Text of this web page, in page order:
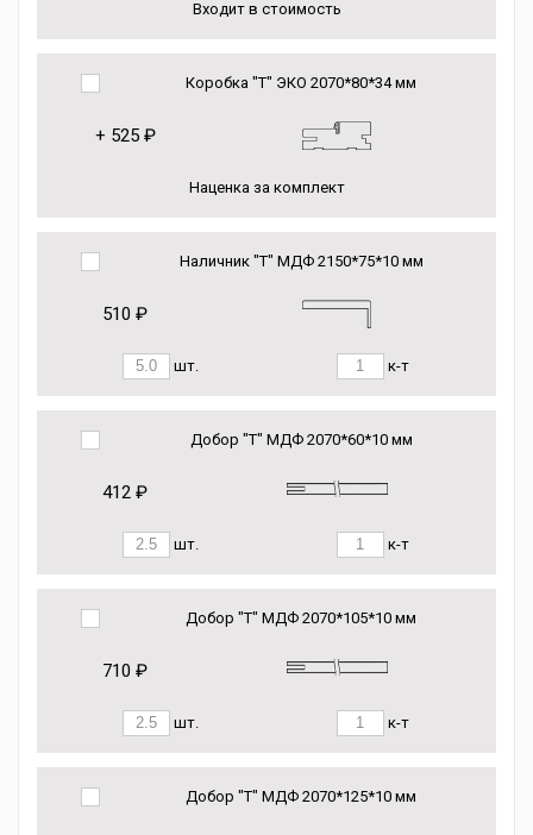
Входит в стоимость
Коробка "Т" ЭКО 2070*80*34 мм
+ 525 ₽
Наценка за комплект
Наличник "Т" МДФ 2150*75*10 мм
510 ₽
шт. к-т
Добор "Т" МДФ 2070*60*10 мм
412 ₽
шт. к-т
Добор "Т" МДФ 2070*105*10 мм
710 ₽
шт. к-т
Добор "Т" МДФ 2070*125*10 мм